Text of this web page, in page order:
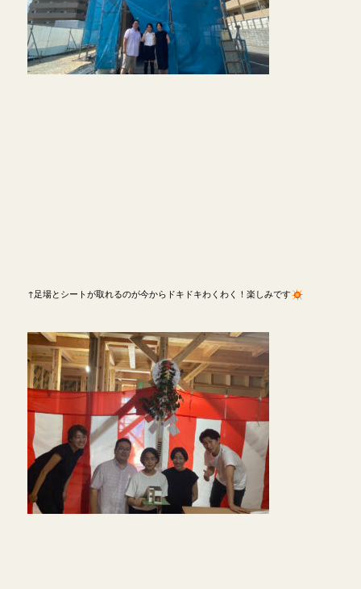
↑足場とシートが取れるのが今からドキドキわくわく！楽しみです